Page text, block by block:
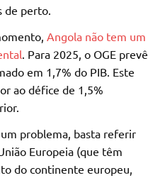
de perto.
Angola não tem um
. Para 2025, o OGE prevê
em 1,7% do PIB. Este
ao défice de 1,5%
problema, basta referir
Europeia (que têm
do continente europeu,